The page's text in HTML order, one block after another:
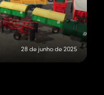
28 de junho de 2025